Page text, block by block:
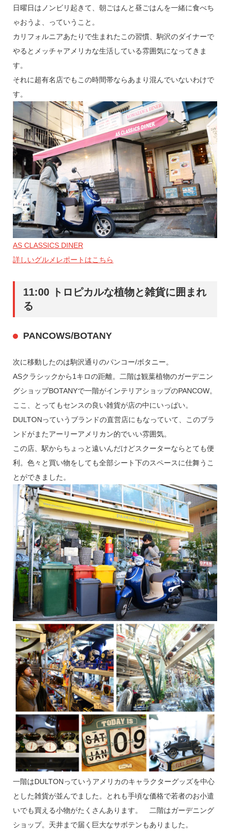
日曜日はノンビリ起きて、朝ごはんと昼ごはんを一緒に食べち
ゃおうよ、っていうこと。
カリフォルニアあたりで生まれたこの習慣、駒沢のダイナーで
やるとメッチャアメリカな生活している雰囲気になってきま
す。
それに超有名店でもこの時間帯ならあまり混んでいないわけで
す。
AS CLASSICS DINER
詳しいグルメレポートはこちら
11:00 トロピカルな植物と雑貨に囲まれ
る
PANCOWS/BOTANY
次に移動したのは駒沢通りのパンコー/ボタニー。
ASクラシックから1キロの距離。二階は観葉植物のガーデニン
グショップBOTANYで一階がインテリアショップのPANCOW。
ここ、とってもセンスの良い雑貨が店の中にいっぱい。
DULTONっていうブランドの直営店にもなっていて、このブラ
ンドがまたアーリーアメリカン的でいい雰囲気。
この店、駅からちょっと遠いんだけどスクーターならとても便
利。色々と買い物をしても全部シート下のスペースに仕舞うこ
とができました。
一階はDULTONっていうアメリカのキャラクターグッズを中心
とした雑貨が並んでました。とれも手頃な価格で若者のお小遣
いでも買える小物がたくさんあります。 二階はガーデニング
ショップ。天井まで届く巨大なサボテンもありました。